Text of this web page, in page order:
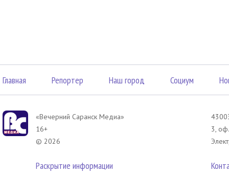
Главная Репортер Наш город Социум
«Вечерний Саранск Mедиа»
16+
© 2026
Раскрытие информации
3,